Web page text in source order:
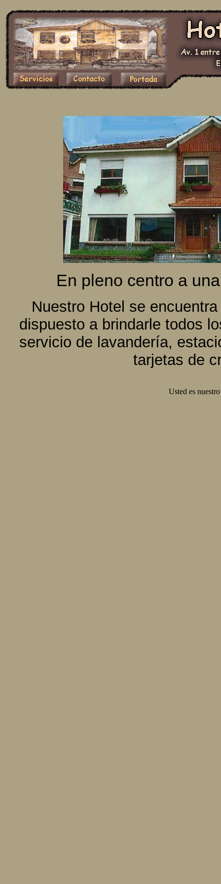
En pleno centro a
Nuestro Hotel se
dispuesto a brindarle todos
servicio de lavandería,
tarjetas de
Usted es